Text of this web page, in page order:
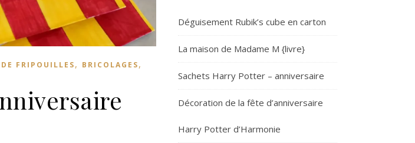
FRIPOUILLES, BRICOLAGES,
Déguisement Rubik’s cube en carton
La maison de Madame M {livre}
Sachets Harry Potter – anniversaire
Décoration de la fête d’anniversaire
Harry Potter d’Harmonie